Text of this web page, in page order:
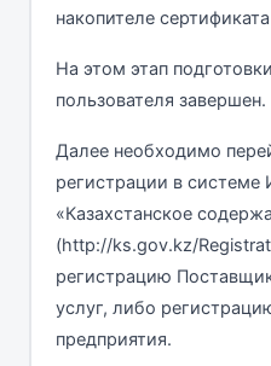
накопителе
На этом этап
пользователя завершен.
Далее необходимо
регистрации в cистеме
«Казахстанское
(http://ks.gov.kz/
регистрацию
услуг, либо
предприятия.